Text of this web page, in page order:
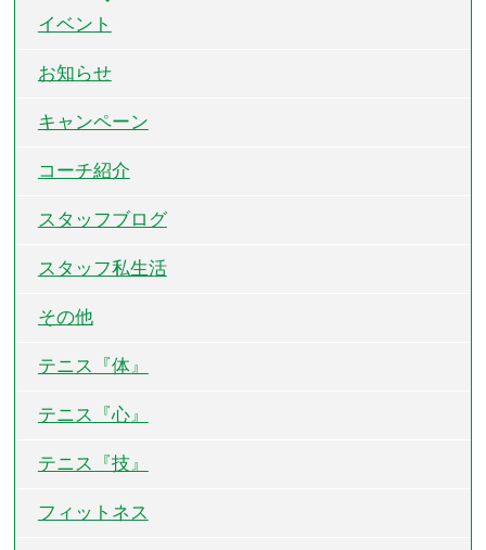
イベント
お知らせ
キャンペーン
コーチ紹介
スタッフブログ
スタッフ私生活
その他
テニス『体』
テニス『心』
テニス『技』
フィットネス